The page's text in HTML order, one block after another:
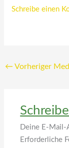
Schreibe einen
← Vorheriger
Deine E-
Erforderliche